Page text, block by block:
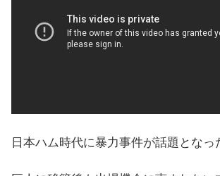
日本ハム時代に暴力事件が話題とな